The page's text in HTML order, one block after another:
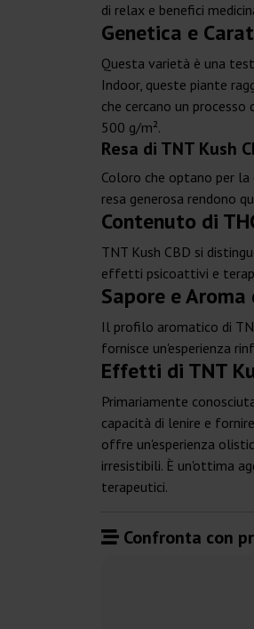
di relax e benefici
Genetica e
Questa varietà è una
Indoor, queste piante
che cercano un
500 g/m².
Resa di TNT Kush
Coloro che optano per
resa generosa rendono
Contenuto di
TNT Kush CBD si
effetti psicoattivi e
Sapore e Aroma
Il profilo aromatico di
fornisce un'esperienza
Effetti di TNT
Primariamente
capacità di lenire e
offre un'esperienza
irresistibili. È un'ottima
terapeutici.
Confronta con